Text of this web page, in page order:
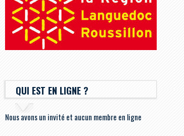
QUI EST EN LIGNE ?
Nous avons un invité et aucun membre en ligne